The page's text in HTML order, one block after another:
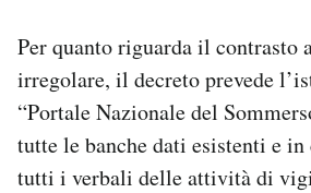
Per quanto riguarda il contrasto
irregolare, il decreto prevede
“Portale Nazionale del
tutte le banche dati esistenti e
tutti i verbali delle attività di